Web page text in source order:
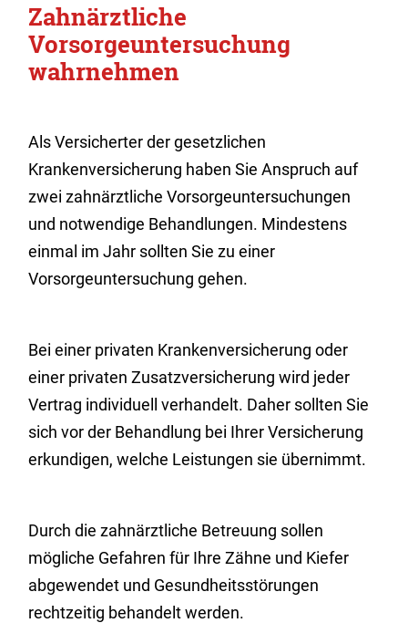
Zahnärztliche
Vorsorgeuntersuchung
wahrnehmen
Als Versicherter der gesetzlichen
Krankenversicherung haben Sie Anspruch auf
zwei zahnärztliche Vorsorgeuntersuchungen
und notwendige Behandlungen. Mindestens
einmal im Jahr sollten Sie zu einer
Vorsorgeuntersuchung gehen.
Bei einer privaten Krankenversicherung oder
einer privaten Zusatzversicherung wird jeder
Vertrag individuell verhandelt. Daher sollten Sie
sich vor der Behandlung bei Ihrer Versicherung
erkundigen, welche Leistungen sie übernimmt.
Durch die zahnärztliche Betreuung sollen
mögliche Gefahren für Ihre Zähne und Kiefer
abgewendet und Gesundheitsstörungen
rechtzeitig behandelt werden.